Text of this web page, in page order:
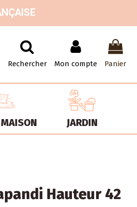
Rechercher Mon compte Panier
JARDIN
Hauteur 42